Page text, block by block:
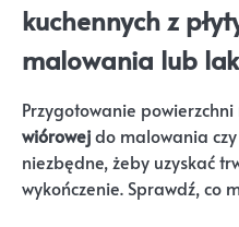
kuchennych z
malowania lub
Przygotowanie powierzchni
wiórowejdo malowania
niezbędne, żeby uzyskać
wykończenie. Sprawdź, co